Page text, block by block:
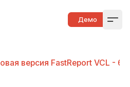
Демо
версия FastReport VCL - 6.6